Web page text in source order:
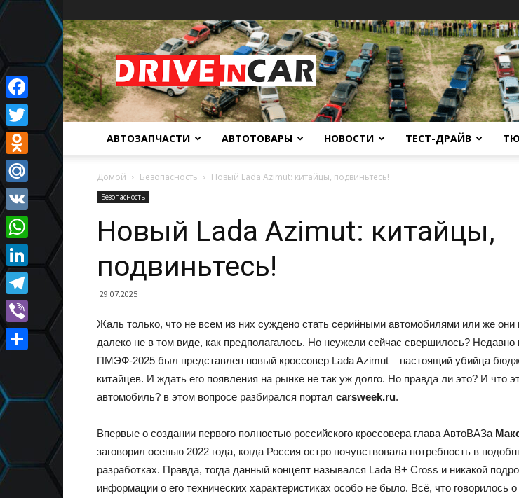
Автомобильный
портал
АВТОЗАПЧАСТИ АВТОТОВАРЫ НОВОСТИ ТЕСТ-ДРАЙВ
Домой Безопасность Новый Lada Azimut: китайцы, подвиньтесь!
Безопасность
Новый Lada Azimut: китайцы,
подвиньтесь!
29.07.2025
Жаль только, что не всем из них суждено стать серийными автомобилями или же они
далеко не в том виде, как предполагалось. Но неужели сейчас свершилось? Недавно
ПМЭФ-2025 был представлен новый кроссовер Lada Azimut – настоящий убийца
китайцев. И ждать его появления на рынке не так уж долго. Но правда ли это? И что
автомобиль? в этом вопросе разбирался портал carsweek.ru.
Впервые о создании первого полностью российского кроссовера глава АвтоВАЗа
заговорил осенью 2022 года, когда Россия остро почувствовала потребность в
разработках. Правда, тогда данный концепт назывался Lada B+ Cross и никакой
информации о его технических характеристиках особо не было. Всё, что говорилось о
Facebook
Twitter
Odnoklassniki
Mail.Ru
VK
WhatsApp
LinkedIn
Telegram
Viber